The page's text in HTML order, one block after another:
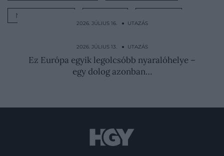
MEDITERRÁN
2026. JÚLIUS 16. ● UTAZÁS
lekéshetjük az átszállást…
2026. JÚLIUS 13. ● UTAZÁS
Ez Európa egyik legolcsóbb nyaralóhelye –
egy dolog azonban…